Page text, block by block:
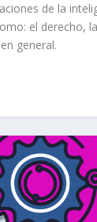
de la
el derecho,
general.